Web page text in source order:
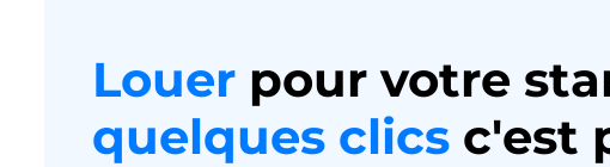
Louer pour votre
quelques clics c'est